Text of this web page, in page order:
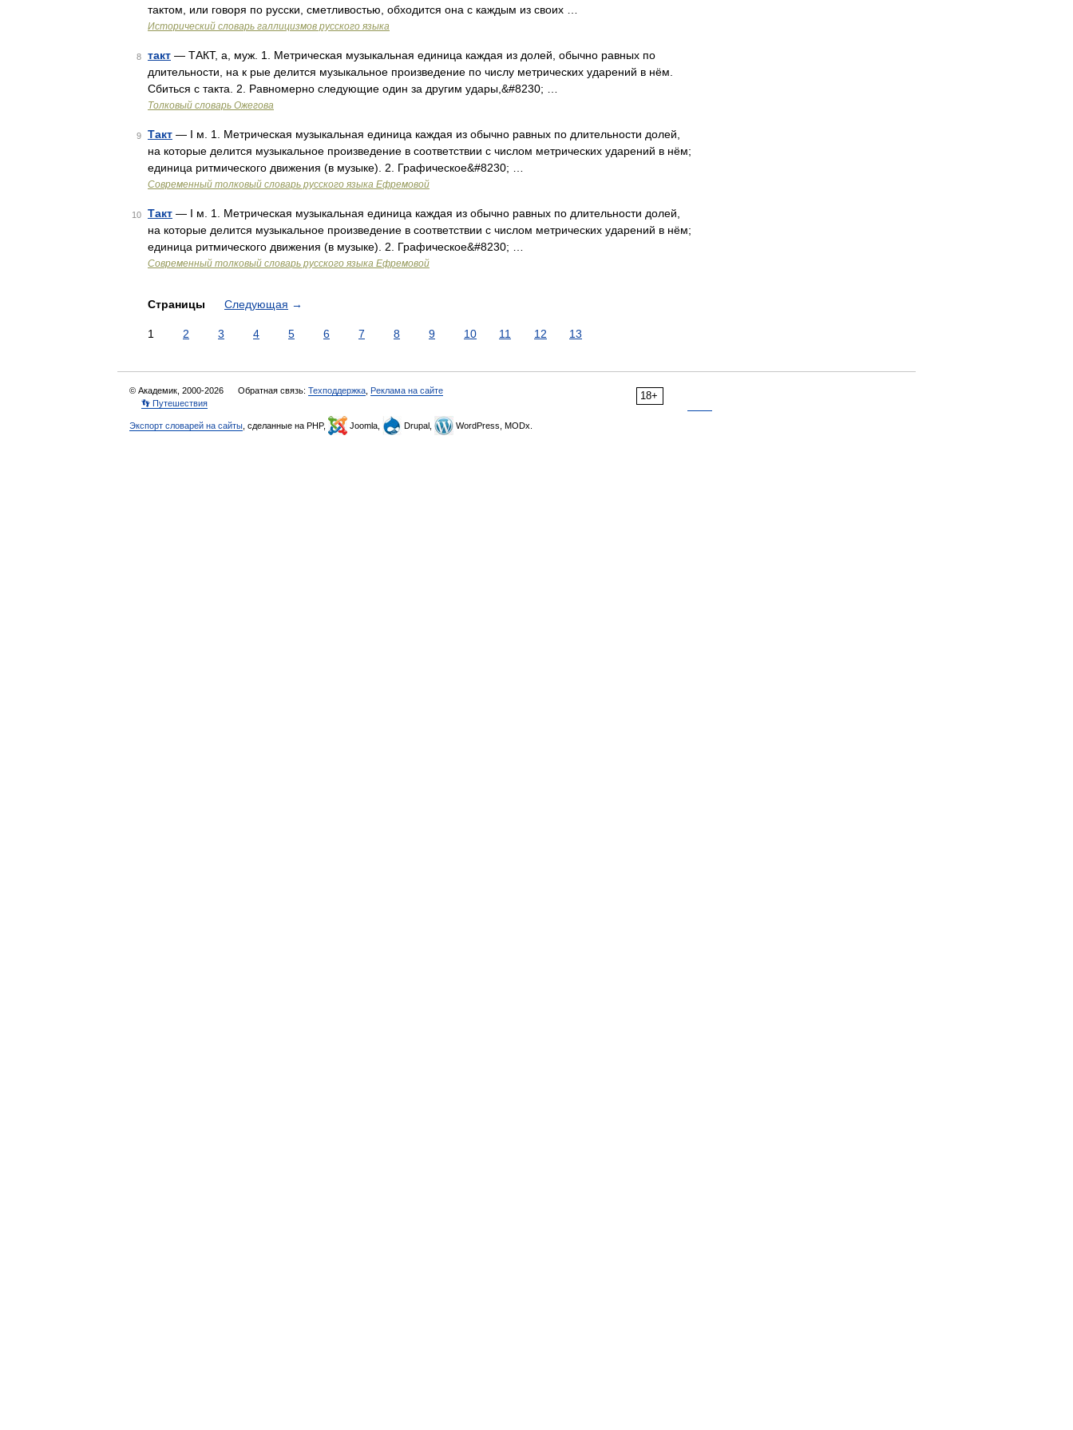
тактом, или говоря по русски, сметливостью, обходится она с каждым из своих …
Исторический словарь галлицизмов русского языка
8 такт — ТАКТ, а, муж. 1. Метрическая музыкальная единица каждая из долей, обычно равных по
длительности, на к рые делится музыкальное произведение по числу метрических ударений в нём.
Сбиться с такта. 2. Равномерно следующие один за другим удары,&#8230; …
Толковый словарь Ожегова
9 Такт — I м. 1. Метрическая музыкальная единица каждая из обычно равных по длительности долей,
на которые делится музыкальное произведение в соответствии с числом метрических ударений в нём;
единица ритмического движения (в музыке). 2. Графическое&#8230; …
Современный толковый словарь русского языка Ефремовой
10 Такт — I м. 1. Метрическая музыкальная единица каждая из обычно равных по длительности долей,
на которые делится музыкальное произведение в соответствии с числом метрических ударений в нём;
единица ритмического движения (в музыке). 2. Графическое&#8230; …
Современный толковый словарь русского языка Ефремовой
Страницы Следующая →
1 2 3 4 5 6 7 8 9 10 11 12 13
18+
© Академик, 2000-2026 Обратная связь: Техподдержка Реклама на сайте
👣 Путешествия
Экспорт словарей на сайты , сделанные на PHP, Joomla, Drupal, WordPress, MODx.